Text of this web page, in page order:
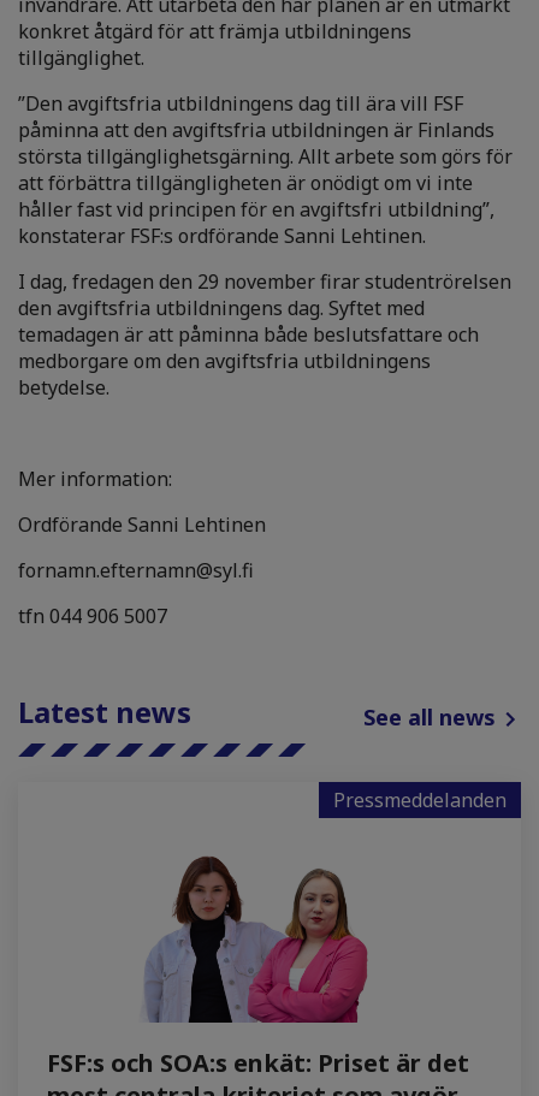
konkret åtgärd för att främja utbildningens
tillgänglighet.
”Den avgiftsfria utbildningens dag till ära vill FSF
påminna att den avgiftsfria utbildningen är Finlands
största tillgänglighetsgärning. Allt arbete som görs för
att förbättra tillgängligheten är onödigt om vi inte
håller fast vid principen för en avgiftsfri utbildning”,
konstaterar FSF:s ordförande Sanni Lehtinen.
I dag, fredagen den 29 november firar studentrörelsen
den avgiftsfria utbildningens dag. Syftet med
temadagen är att påminna både beslutsfattare och
medborgare om den avgiftsfria utbildningens
betydelse.
Mer information:
Ordförande Sanni Lehtinen
fornamn.efternamn@syl.fi
tfn 044 906 5007
Latest news See all news
Pressmeddelanden
FSF:s och SOA:s enkät: Priset är det